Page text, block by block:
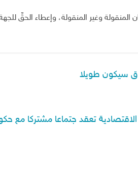
وغير المنقولة، وإعطاء الحقِّ
سيكون طويلا
تعقد جتماعا مشتركا مع